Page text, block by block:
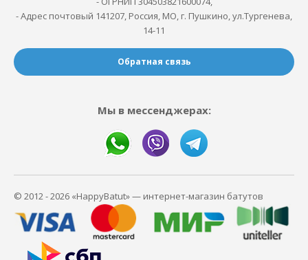
- Адрес почтовый 141207, Россия, МО, г. Пушкино, ул.Тургенева,
14-11
Обратная связь
Мы в мессенджерах:
© 2012 - 2026 «HappyBatut» — интернет-магазин батутов